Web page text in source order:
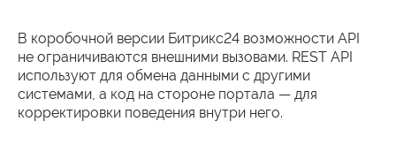
В коробочной версии Битрикс24 возможности API
не ограничиваются внешними вызовами. REST API
используют для обмена данными с другими
системами, а код на стороне портала — для
корректировки поведения внутри него.